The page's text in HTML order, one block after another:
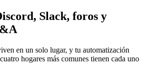
Slack, foros y
en un solo lugar, y tu automatización
hogares más comunes tienen cada uno